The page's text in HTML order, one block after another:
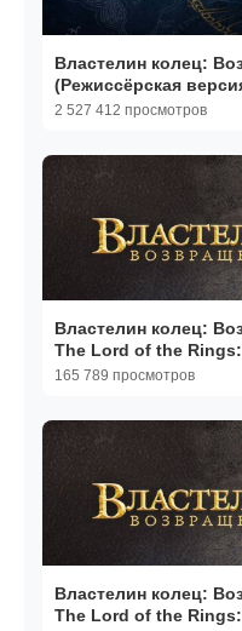
Властелин колец:
(Режиссёрская
(2003,4K)
2 527 412 просмотров
Властелин колец:
The Lord of the
165 789 просмотров
Властелин колец:
The Lord of the